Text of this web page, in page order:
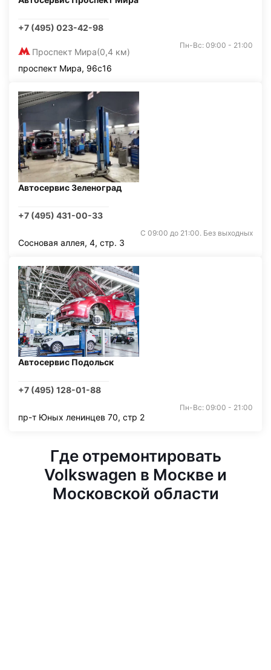
+7 (495) 023-42-98
Проспект Мира(0,4 км)
Пн-Вс: 09:00 - 21:00
проспект Мира, 96с16
Автосервис Зеленоград
+7 (495) 431-00-33
С 09:00 до 21:00. Без выходных
Сосновая аллея, 4, стр. 3
Автосервис Подольск
+7 (495) 128-01-88
Пн-Вс: 09:00 - 21:00
пр-т Юных ленинцев 70, стр 2
Где отремонтировать
Volkswagen в Москве и
Московской области